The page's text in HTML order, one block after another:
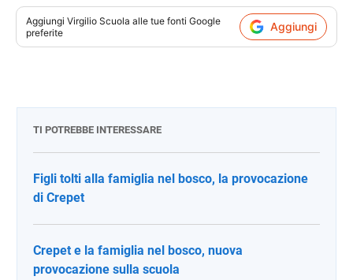
Aggiungi Virgilio Scuola alle tue fonti Google
preferite
Aggiungi
TI POTREBBE INTERESSARE
Figli tolti alla famiglia nel bosco, la provocazione
di Crepet
Crepet e la famiglia nel bosco, nuova
provocazione sulla scuola